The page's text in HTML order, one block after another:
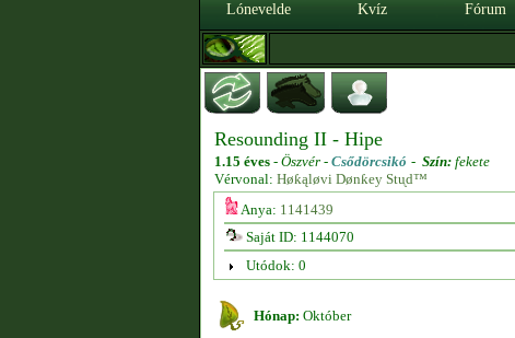
Lónevelde Kvíz Fórum
Resounding II - Hipe
1.15 éves - Öszvér - Csődörcsikó - Szín: fekete
Vérvonal: Høƙąløvi Dønƙey Stᶙd™
Anya: 1141439
Saját ID: 1144070
Utódok: 0
Hónap: Október